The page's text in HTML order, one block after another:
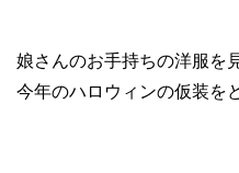
娘さんのお手持ちの洋服を
今年のハロウィンの仮装を